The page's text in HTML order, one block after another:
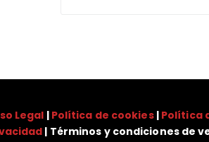
Legal | Política de cookies| Política
| Términos y condiciones de